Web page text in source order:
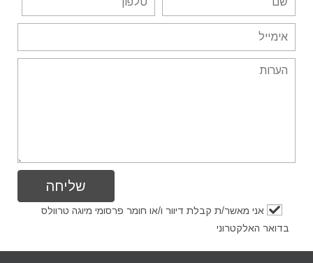
אני מאשר/ת קבלת דיוור ו/או חומר פרסומי מיוגה טרוולס
בדואר האלקטרוני